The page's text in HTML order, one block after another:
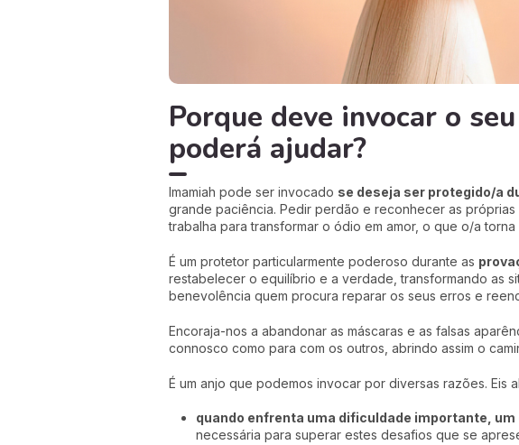
Porque deve invocar o
poderá ajudar?
Imamiah pode ser invocado se deseja ser protegido/a
grande paciência. Pedir perdão e reconhecer as próprias
trabalha para transformar o ódio em amor, o que o/a
É um protetor particularmente poderoso durante as
restabelecer o equilíbrio e a verdade, transformando as
benevolência quem procura reparar os seus erros e
Encoraja-nos a abandonar as máscaras e as falsas
connosco como para com os outros, abrindo assim o
É um anjo que podemos invocar por diversas razões. Eis
quando enfrenta uma dificuldade importante,
necessária para superar estes desafios que se